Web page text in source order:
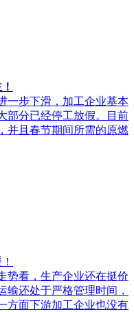
一步下滑，加工企业基本
部分已经停工放假。目前
并且春节期间所需的原燃
势看，生产企业还在挺价
输还处于严格管理时间，
方面下游加工企业也没有